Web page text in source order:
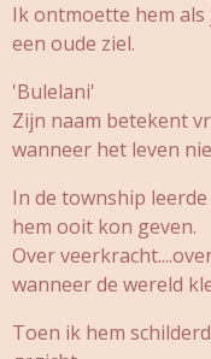
Ik ontmoette hem als
een oude ziel.
'Bulelani'
Zijn naam betekent
wanneer het leven
In de township
hem ooit kon geven.
Over
wanneer de wereld
Toen ik hem